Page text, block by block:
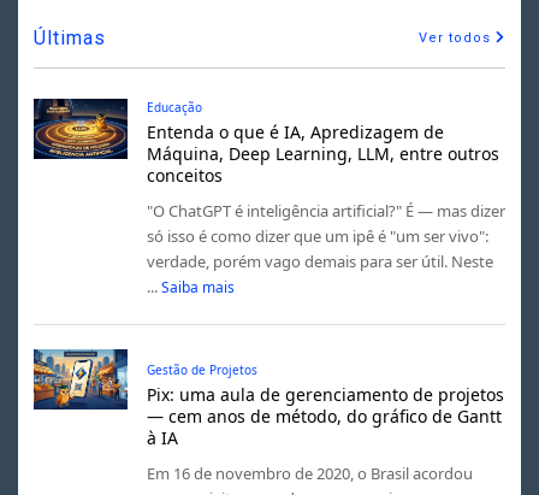
Últimas Ver todos
Educação
Entenda o que é IA, Apredizagem de
Máquina, Deep Learning, LLM, entre outros
conceitos
"O ChatGPT é inteligência artificial?" É — mas dizer
só isso é como dizer que um ipê é "um ser vivo":
verdade, porém vago demais para ser útil. Neste
... Saiba mais
Gestão de Projetos
Pix: uma aula de gerenciamento de projetos
— cem anos de método, do gráfico de Gantt
à IA
Em 16 de novembro de 2020, o Brasil acordou